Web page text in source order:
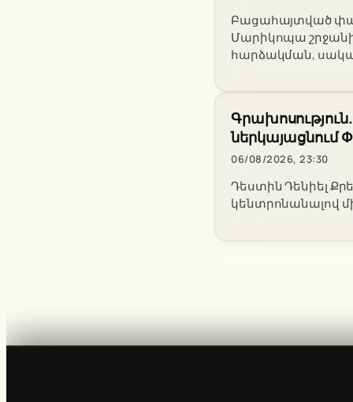
Բացահայտված
Մարիկոպա շրջանի
հարձակման,
ներկայացնում
06/08/2026, 23:30
Դեստին Դենիել
կենտրոնանալով